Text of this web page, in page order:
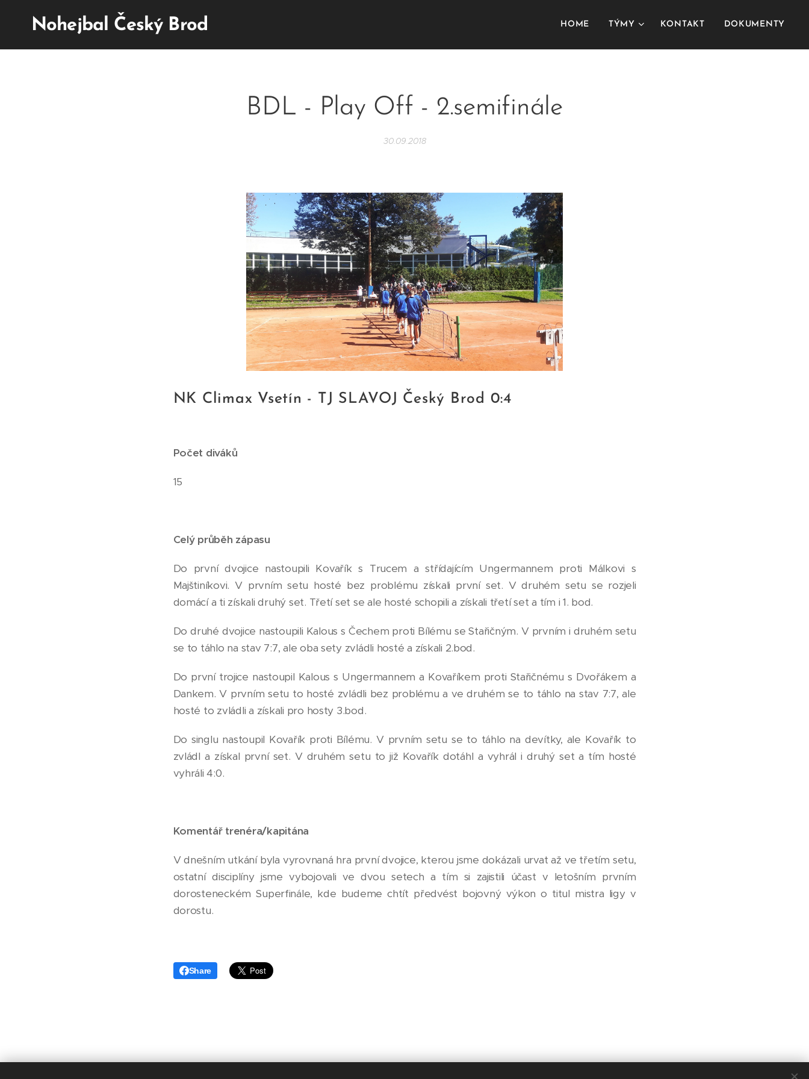
Nohejbal Český Brod HOME TÝMY KONTAKT DOKUMENTY
BDL - Play Off - 2.semifinále
30.09.2018
NK Climax Vsetín - TJ SLAVOJ Český Brod 0:4
Počet diváků
15
Celý průběh zápasu
Do první dvojice nastoupili Kovařík s Trucem a střídajícím Ungermannem proti Málkovi s
Majštiníkovi. V prvním setu hosté bez problému získali první set. V druhém setu se rozjeli
domácí a ti získali druhý set. Třetí set se ale hosté schopili a získali třetí set a tím i 1. bod.
Do druhé dvojice nastoupili Kalous s Čechem proti Bílému se Stařičným. V prvním i druhém setu
se to táhlo na stav 7:7, ale oba sety zvládli hosté a získali 2.bod.
Do první trojice nastoupil Kalous s Ungermannem a Kovaříkem proti Stařičnému s Dvořákem a
Dankem. V prvním setu to hosté zvládli bez problému a ve druhém se to táhlo na stav 7:7, ale
hosté to zvládli a získali pro hosty 3.bod.
Do singlu nastoupil Kovařík proti Bílému. V prvním setu se to táhlo na devítky, ale Kovařík to
zvládl a získal první set. V druhém setu to již Kovařík dotáhl a vyhrál i druhý set a tím hosté
vyhráli 4:0.
Komentář trenéra/kapitána
V dnešním utkání byla vyrovnaná hra první dvojice, kterou jsme dokázali urvat až ve třetím setu,
ostatní disciplíny jsme vybojovali ve dvou setech a tím si zajistili účast v letošním prvním
dorosteneckém Superfinále, kde budeme chtít předvést bojovný výkon o titul mistra ligy v
dorostu.
Share